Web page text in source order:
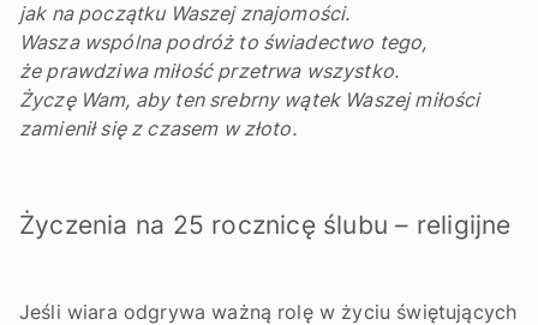
jak na początku Waszej znajomości.
Wasza wspólna podróż to świadectwo tego,
że prawdziwa miłość przetrwa wszystko.
Życzę Wam, aby ten srebrny wątek Waszej miłości
zamienił się z czasem w złoto.
Życzenia na 25 rocznicę ślubu – religijne
Jeśli wiara odgrywa ważną rolę w życiu świętujących